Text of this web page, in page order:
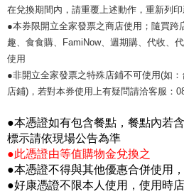
在兌換期間內，請重覆上述動作，重新列
●本券限開立全家發票之商店使用；隨買跨
趣、食食購、FamiNow、週期購、代收、
使用
●非開立全家發票之特殊店鋪不可使用(如
店鋪)，若對本券使用上有疑問請洽客服：
●本憑證如有包含餐點，餐點內若
標示請依現場公告為準
●此憑證由等值購物金兌換之
●本憑證不得與其他優惠合併使用
●好康憑證不限本人使用，使用時